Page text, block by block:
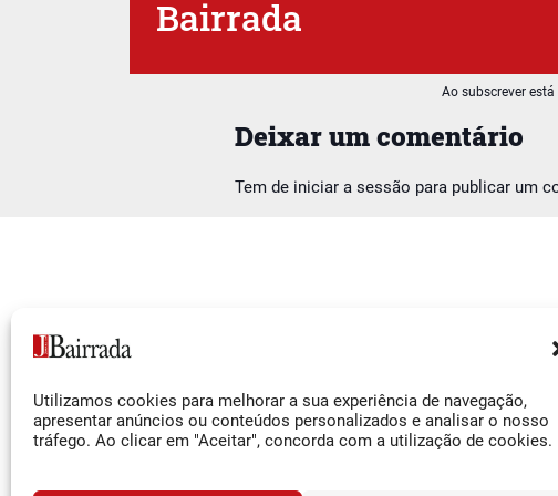
Utilizamos cookies para melhorar a sua experiência de navegação,
apresentar anúncios ou conteúdos personalizados e analisar o nosso
tráfego. Ao clicar em "Aceitar", concorda com a utilização de cookies.
Deixar um comentário
Tem de iniciar a sessão para publicar um
Bairrada
Ao subscrever
Facebook
Instagram
YouTube
O